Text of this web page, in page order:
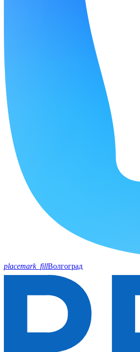
placemark_fillВолгоград